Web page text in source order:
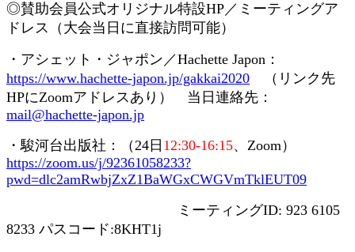
◎賛助会員公式オリジナル特設HP／ミーティングア
ドレス（大会当日に直接訪問可能）
・アシェット・ジャポン／Hachette Japon ：
https://www.hachette-japon.jp/gakkai2020 （リンク先
HPにZoomアドレスあり） 当日連絡先：
mail@hachette-japon.jp
・駿河台出版社：（24 日 12:30-16:15、 Zoom）
https://zoom.us/j/92361058233?
pwd=dlc2amRwbjZxZ1BaWGxCWGVmTklEUT09
ミーティングID: 923 6105
8233 パスコード:8KHT1j